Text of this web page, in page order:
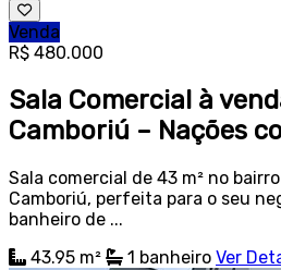
Venda
R$ 480.000
Sala Comercial à
Camboriú – Nações
Sala comercial de 43 m² no
Camboriú, perfeita para o seu
banheiro de ...
43.95 m²
1 banheiro Ver